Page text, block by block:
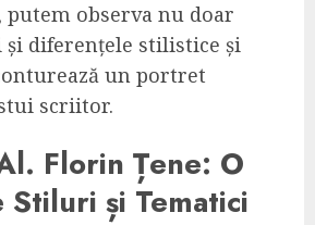
putem observa nu doar
și diferențele stilistice și
un portret
scriitor.
Florin Țene: O
Stiluri și Tematici